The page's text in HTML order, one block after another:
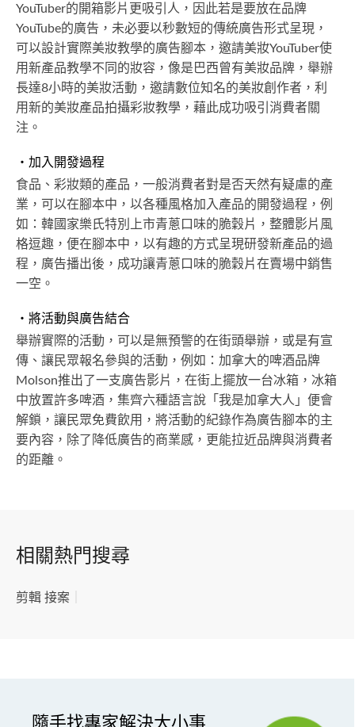
YouTuber的開箱影片更吸引人，因此若是要放在品牌
YouTube的廣告，未必要以秒數短的傳統廣告形式呈現，
可以設計實際美妝教學的廣告腳本，邀請美妝YouTuber使
用新產品教學不同的妝容，像是巴西曾有美妝品牌，舉辦
長達8小時的美妝活動，邀請數位知名的美妝創作者，利
用新的美妝產品拍攝彩妝教學，藉此成功吸引消費者關
注。
・加入開發過程
食品、彩妝類的產品，一般消費者對是否天然有疑慮的產
業，可以在腳本中，以各種風格加入產品的開發過程，例
如：韓國家樂氏特別上市青蔥口味的脆穀片，整體影片風
格逗趣，便在腳本中，以有趣的方式呈現研發新產品的過
程，廣告播出後，成功讓青蔥口味的脆穀片在賣場中銷售
一空。
・將活動與廣告結合
舉辦實際的活動，可以是無預警的在街頭舉辦，或是有宣
傳、讓民眾報名參與的活動，例如：加拿大的啤酒品牌
Molson推出了一支廣告影片，在街上擺放一台冰箱，冰箱
中放置許多啤酒，集齊六種語言說「我是加拿大人」便會
解鎖，讓民眾免費飲用，將活動的紀錄作為廣告腳本的主
要內容，除了降低廣告的商業感，更能拉近品牌與消費者
的距離。
相關熱門搜尋
剪輯 接案
隨手找專家解決大小事